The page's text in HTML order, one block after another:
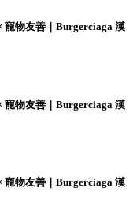
寵物友善｜Burgerciaga 漢
寵物友善｜Burgerciaga 漢
寵物友善｜Burgerciaga 漢